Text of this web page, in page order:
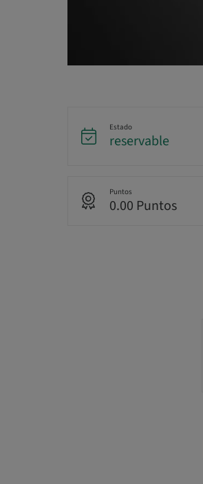
Estado
reservable
Puntos
0.00 Puntos